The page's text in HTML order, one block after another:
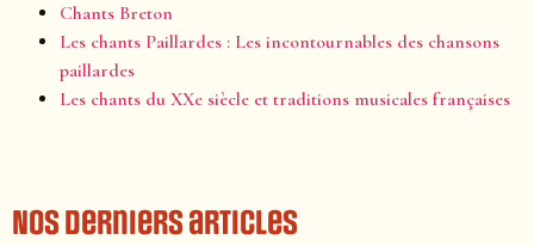
Chants Breton
Les chants Paillardes : Les incontournables des chansons
paillardes
Les chants du XXe siècle et traditions musicales françaises
Nos derniers articles